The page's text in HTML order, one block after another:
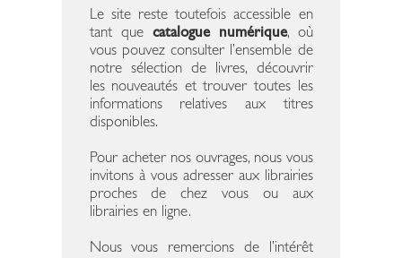
Le site reste toutefois accessible en
tant que catalogue numérique, où
vous pouvez consulter l’ensemble de
notre sélection de livres, découvrir
les nouveautés et trouver toutes les
informations relatives aux titres
disponibles.
Pour acheter nos ouvrages, nous vous
invitons à vous adresser aux librairies
proches de chez vous ou aux
librairies en ligne.
Nous vous remercions de l’intérêt